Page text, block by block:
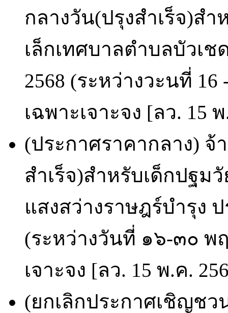
กลางวัน(ปรุงสำเร็จ)ส
เล็กเทศบาลตำบลบัวเ
2568 (ระหว่างวะนที่
เฉพาะเจาะจง [ลว. 15
(ประกาศราคากลาง) จ้
สำเร็จ)สำหรับเด็กปฐ
แสงสว่างราษฎร์บำรุง
(ระหว่างวันที่ ๑๖-๓๐
เจาะจง [ลว. 15 พ.ค.
(ยกเลิกประกาศเชิญชว